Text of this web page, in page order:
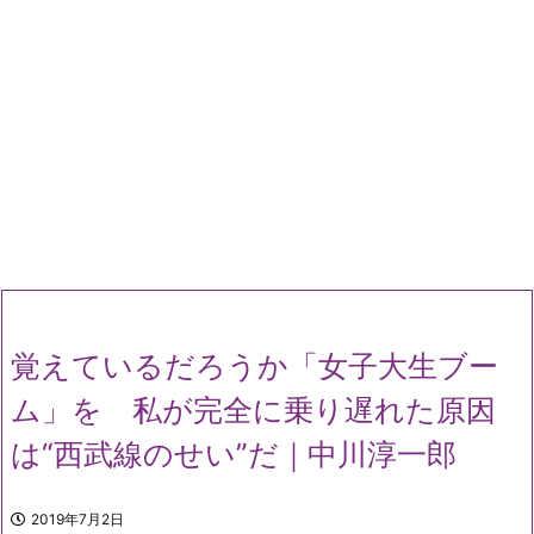
覚えているだろうか「女子大生ブー
ム」を 私が完全に乗り遅れた原因
は“西武線のせい”だ｜中川淳一郎
2019年7月2日